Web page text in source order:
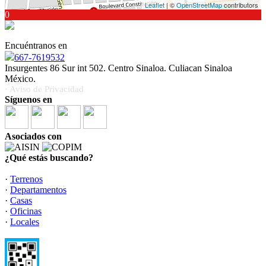
Leaflet| ©OpenStreetMapcontributors
0
Encuéntranos en
667-7619532
Insurgentes 86 Sur int 502. Centro Sinaloa. Culiacan Sinaloa
México.
· Aviso de Privacidad
Síguenos en
Asociados con
¿Qué estás buscando?
· Terrenos
· Departamentos
· Casas
· Oficinas
· Locales